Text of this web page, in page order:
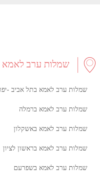
שמלות ערב לאמא
שמלות ערב לאמא בתל אביב -יפו
שמלות ערב לאמא ברמלה
שמלות ערב לאמא באשקלון
שמלות ערב לאמא בראשון לציון
שמלות ערב לאמא בשפרעם